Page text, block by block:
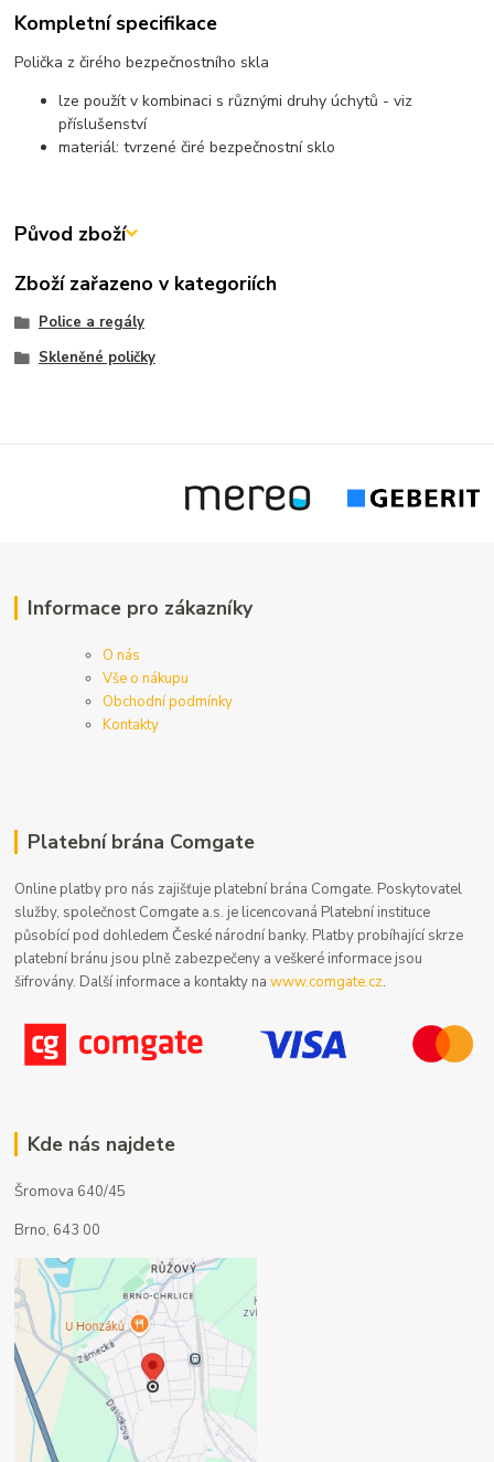
Kompletní specifikace
Polička z čirého bezpečnostního skla
lze použít v kombinaci s různými druhy úchytů - viz
příslušenství
materiál: tvrzené čiré bezpečnostní sklo
Původ zboží
Zboží zařazeno v kategoriích
Police a regály
Skleněné poličky
Informace pro zákazníky
O nás
Vše o nákupu
Obchodní podmínky
Kontakty
Platební brána Comgate
Online platby pro nás zajišťuje platební brána Comgate. Poskytovatel
služby, společnost Comgate a.s. je licencovaná Platební instituce
působící pod dohledem České národní banky. Platby probíhající skrze
platební bránu jsou plně zabezpečeny a veškeré informace jsou
šifrovány. Další informace a kontakty nawww.comgate.cz.
Kde nás najdete
Šromova 640/45
Brno, 643 00